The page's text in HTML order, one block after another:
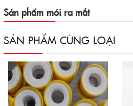
Sản phẩm mới ra mắt
SẢN PHẨM CÙNG LOẠI